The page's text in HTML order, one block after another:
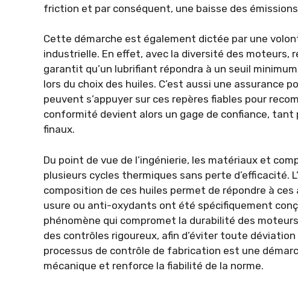
friction et par conséquent, une baisse des
Cette démarche est également dictée par une
industrielle. En effet, avec la diversité des moteurs,
garantit qu’un lubrifiant répondra à un seuil
lors du choix des huiles. C’est aussi une assurance
peuvent s’appuyer sur ces repères fiables pour
conformité devient alors un gage de confiance,
finaux.
Du point de vue de l’ingénierie, les matériaux et
plusieurs cycles thermiques sans perte d’efficacité.
composition de ces huiles permet de répondre à
usure ou anti-oxydants ont été spécifiquement
phénomène qui compromet la durabilité des
des contrôles rigoureux, afin d’éviter toute
processus de contrôle de fabrication est une
mécanique et renforce la fiabilité de la norme.